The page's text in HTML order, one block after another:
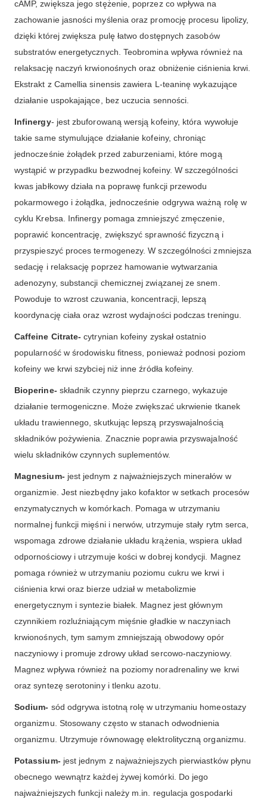
cAMP, zwiększa jego stężenie, poprzez co wpływa na
zachowanie jasności myślenia oraz promocję procesu lipolizy,
dzięki której zwiększa pulę łatwo dostępnych zasobów
substratów energetycznych. Teobromina wpływa również na
relaksację naczyń krwionośnych oraz obniżenie ciśnienia krwi.
Ekstrakt z Camellia sinensis zawiera L-teaninę wykazujące
działanie uspokajające, bez uczucia senności.
Infinergy- jest zbuforowaną wersją kofeiny, która wywołuje
takie same stymulujące działanie kofeiny, chroniąc
jednocześnie żołądek przed zaburzeniami, które mogą
wystąpić w przypadku bezwodnej kofeiny. W szczególności
kwas jabłkowy działa na poprawę funkcji przewodu
pokarmowego i żołądka, jednocześnie odgrywa ważną rolę w
cyklu Krebsa. Infinergy pomaga zmniejszyć zmęczenie,
poprawić koncentrację, zwiększyć sprawność fizyczną i
przyspieszyć proces termogenezy. W szczególności zmniejsza
sedację i relaksację poprzez hamowanie wytwarzania
adenozyny, substancji chemicznej związanej ze snem.
Powoduje to wzrost czuwania, koncentracji, lepszą
koordynację ciała oraz wzrost wydajności podczas treningu.
Caffeine Citrate-cytrynian kofeiny zyskał ostatnio
popularność w środowisku fitness, ponieważ podnosi poziom
kofeiny we krwi szybciej niż inne źródła kofeiny.
Bioperine- składnik czynny pieprzu czarnego, wykazuje
działanie termogeniczne. Może zwiększać ukrwienie tkanek
układu trawiennego, skutkując lepszą przyswajalnością
składników pożywienia. Znacznie poprawia przyswajalność
wielu składników czynnych suplementów.
Magnesium- jest jednym z najważniejszych minerałów w
organizmie. Jest niezbędny jako kofaktor w setkach procesów
enzymatycznych w komórkach. Pomaga w utrzymaniu
normalnej funkcji mięśni i nerwów, utrzymuje stały rytm serca,
wspomaga zdrowe działanie układu krążenia, wspiera układ
odpornościowy i utrzymuje kości w dobrej kondycji. Magnez
pomaga również w utrzymaniu poziomu cukru we krwi i
ciśnienia krwi oraz bierze udział w metabolizmie
energetycznym i syntezie białek. Magnez jest głównym
czynnikiem rozluźniającym mięśnie gładkie w naczyniach
krwionośnych, tym samym zmniejszają obwodowy opór
naczyniowy i promuje zdrowy układ sercowo-naczyniowy.
Magnez wpływa również na poziomy noradrenaliny we krwi
oraz syntezę serotoniny i tlenku azotu.
Sodium- sód odgrywa istotną rolę w utrzymaniu homeostazy
organizmu. Stosowany często w stanach odwodnienia
organizmu. Utrzymuje równowagę elektrolityczną organizmu.
Potassium- jest jednym z najważniejszych pierwiastków płynu
obecnego wewnątrz każdej żywej komórki. Do jego
najważniejszych funkcji należy m.in. regulacja gospodarki